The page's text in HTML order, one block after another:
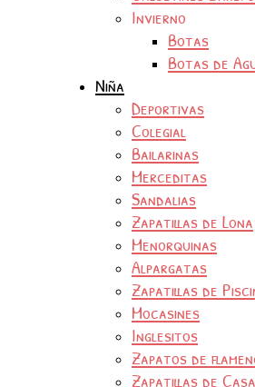
Invierno
Botas
Botas de
Niña
Deportivas
Colegial
Bailarinas
Merceditas
Sandalias
Zapatillas de Lona
Menorquinas
Alpargatas
Zapatillas de
Mocasines
Inglesitos
Zapatos de
Zapatillas de Casa